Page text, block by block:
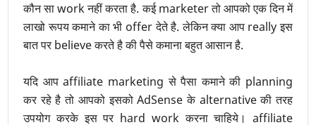
कौन सा work नहीं करता है. कई marketer तो आपको एक दिन में
लाखो रूपय कमाने का भी offer देते है. लेकिन क्या आप really इस
बात पर believe करते है की पैसे कमाना बहुत आसान है.
यदि आप affiliate marketing से पैसा कमाने की planning
कर रहे है तो आपको इसको AdSense के alternative की तरह
उपयोग करके इस पर hard work करना चाहिये। affiliate